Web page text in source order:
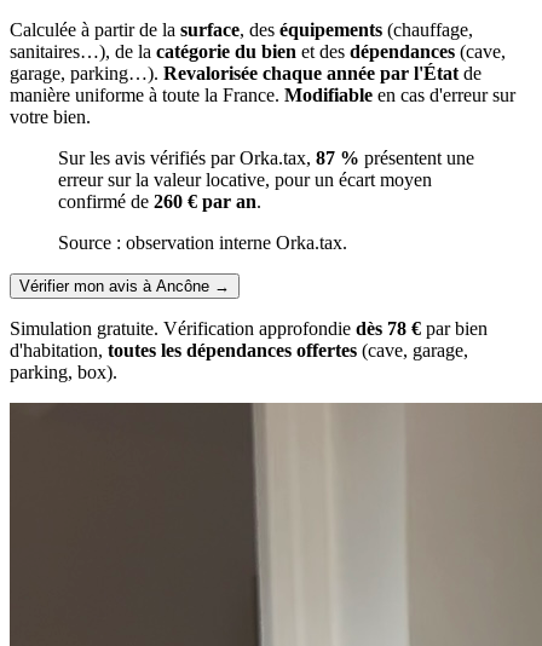
Calculée à partir de la surface, des équipements (chauffage,
sanitaires…), de la catégorie du bien et des dépendances (cave,
garage, parking…). Revalorisée chaque année par l'État de
manière uniforme à toute la France. Modifiable en cas d'erreur sur
votre bien.
Sur les avis vérifiés par Orka.tax, 87 % présentent une
erreur sur la valeur locative, pour un écart moyen
confirmé de 260 € par an.
Source : observation interne Orka.tax.
Vérifier mon avis à Ancône →
Simulation gratuite. Vérification approfondie dès 78 € par bien
d'habitation, toutes les dépendances offertes (cave, garage,
parking, box).